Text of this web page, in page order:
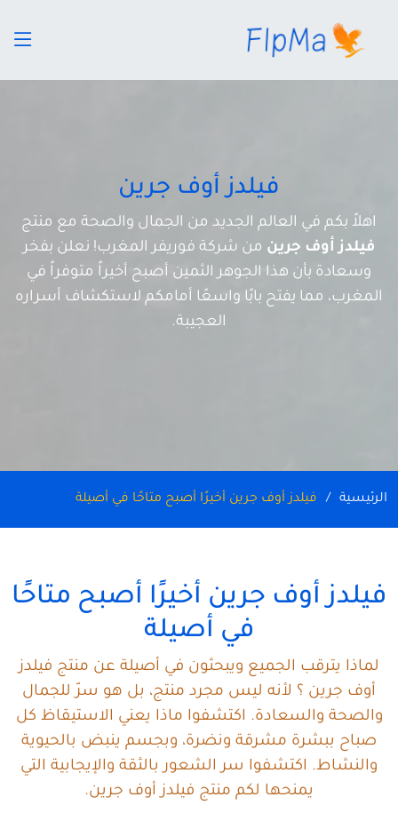
فيلدز أوف جرين
اهلاً بكم في العالم الجديد من الجمال والصحة مع منتج
فيلدز أوف جرين من شركة فوريفر المغرب! نعلن بفخر
وسعادة بأن هذا الجوهر الثمين أصبح أخيراً متوفراً في
المغرب، مما يفتح بابًا واسعًا أمامكم لاستكشاف أسراره
العجيبة.
الرئيسية فيلدز أوف جرين أخيرًا أصبح متاحًا في أصيلة
فيلدز أوف جرين أخيرًا أصبح متاحًا
في أصيلة
لماذا يترقب الجميع ويبحثون في أصيلة عن منتج فيلدز
أوف جرين ؟ لأنه ليس مجرد منتج، بل هو سرّ للجمال
والصحة والسعادة. اكتشفوا ماذا يعني الاستيقاظ كل
صباح ببشرة مشرقة ونضرة، وبجسم ينبض بالحيوية
والنشاط. اكتشفوا سر الشعور بالثقة والإيجابية التي
يمنحها لكم منتج فيلدز أوف جرين.